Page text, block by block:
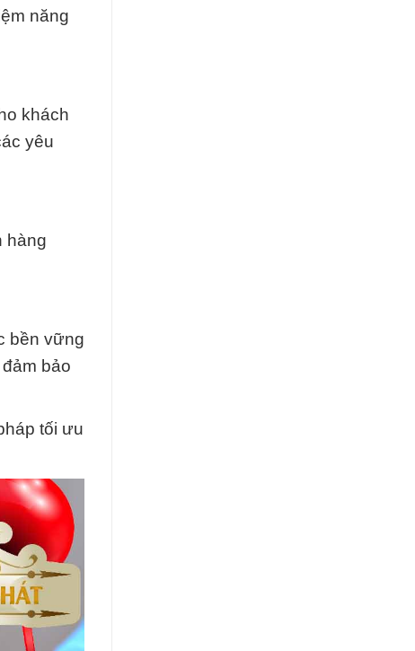
năng
khách
yêu
hàng
bền vững
bảo
tối ưu